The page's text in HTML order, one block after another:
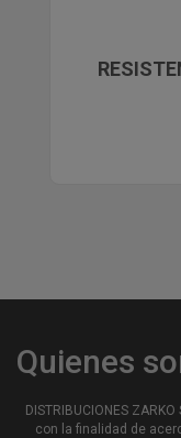
Quienes
DISTRIBUCIONES
con la finalidad de